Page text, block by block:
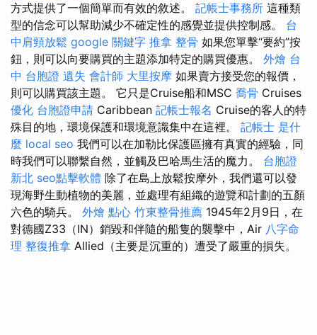
方式提供了一個簡單而有效的敘述。 記帳士事務所 這種類
型的信念可以幫助減少不確定性的感覺並提供控制感。 台
中肩頸放鬆 google 關鍵字 推拿 整骨 如果您單擊“要約”按
鈕，則可以向要購買的主題添加特定的購買優惠。 外燴 台
中 台胞證 遺失 會計師 大里按摩 如果賣方接受您的報價，
則可以購買該主題。 它只是Cruise船和MSC 喬骨 Cruises
優化 台胞證申請 Caribbean 記帳士報名 Cruise的客人的特
殊目的地，環境保護和環境意識集中在這裡。 記帳士 是什
麼 local seo 我們可以在加勒比保護區擁有真實的經驗，同
時我們可以聯繫自然，並觸及巴哈馬生活的魔力。 台胞證
新北 seo點擊軟體 除了在島上放鬆按摩外，我們還可以發
現海野生動植物的美麗，並處理有組織的遊覽和計劃的五顏
六色的騎兵。 外燴 點心 竹東整骨推薦 1945年2月9日，在
對德國Z33（IN）銷毀和伴隨的船隻的襲擊中，Air 八字命
理 整復推拿 Allied（主要是沉重的）遭受了嚴重的損失。